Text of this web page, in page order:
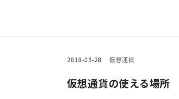
2018-09-28 仮想通貨
仮想通貨の使える場所